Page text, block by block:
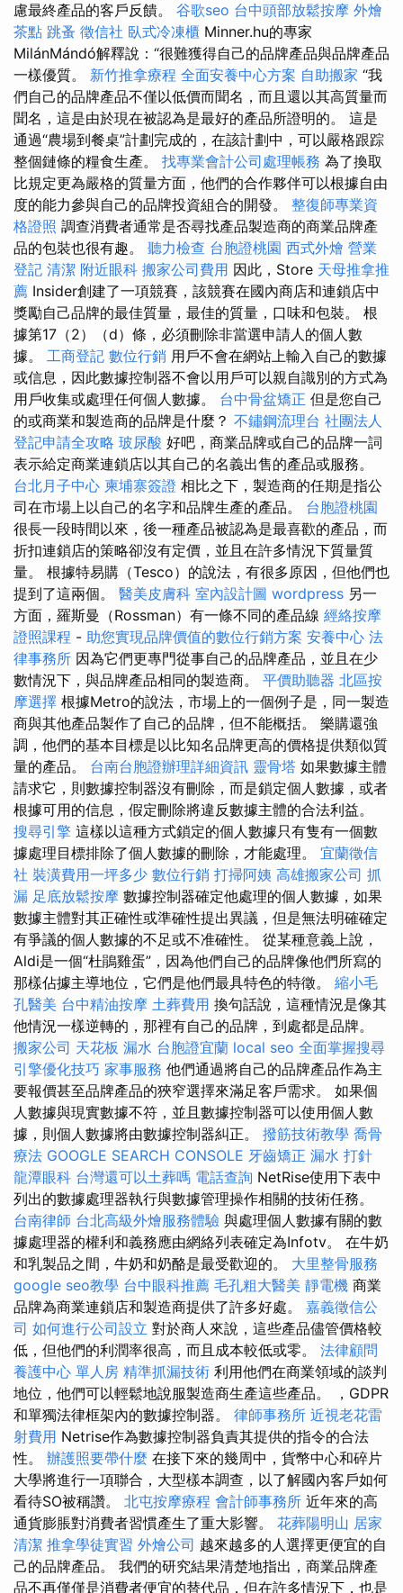
慮最終產品的客戶反饋。 谷歌seo 台中頭部放鬆按摩 外燴
茶點 跳蚤 徵信社 臥式冷凍櫃 Minner.hu的專家
MilánMándó解釋說：“很難獲得自己的品牌產品與品牌產品
一樣優質。 新竹推拿療程 全面安養中心方案 自助搬家 “我
們自己的品牌產品不僅以低價而聞名，而且還以其高質量而
聞名，這是由於現在被認為是最好的產品所證明的。 這是
通過“農場到餐桌”計劃完成的，在該計劃中，可以嚴格跟踪
整個鏈條的糧食生產。 找專業會計公司處理帳務 為了換取
比規定更為嚴格的質量方面，他們的合作夥伴可以根據自由
度的能力參與自己的品牌投資組合的開發。 整復師專業資
格證照 調查消費者通常是否尋找產品製造商的商業品牌產
品的包裝也很有趣。 聽力檢查 台胞證桃園 西式外燴 營業
登記 清潔 附近眼科 搬家公司費用 因此，Store 天母推拿推
薦 Insider創建了一項競賽，該競賽在國內商店和連鎖店中
獎勵自己品牌的最佳質量，最佳的質量，口味和包裝。 根
據第17（2）（d）條，必須刪除非當選申請人的個人數
據。 工商登記 數位行銷 用戶不會在網站上輸入自己的數據
或信息，因此數據控制器不會以用戶可以親自識別的方式為
用戶收集或處理任何個人數據。 台中骨盆矯正 但是您自己
的或商業和製造商的品牌是什麼？ 不鏽鋼流理台 社團法人
登記申請全攻略 玻尿酸 好吧，商業品牌或自己的品牌一詞
表示給定商業連鎖店以其自己的名義出售的產品或服務。
台北月子中心 柬埔寨簽證 相比之下，製造商的任期是指公
司在市場上以自己的名字和品牌生產的產品。 台胞證桃園
很長一段時間以來，後一種產品被認為是最喜歡的產品，而
折扣連鎖店的策略卻沒有定價，並且在許多情況下質量質
量。 根據特易購（Tesco）的說法，有很多原因，但他們也
提到了這兩個。 醫美皮膚科 室內設計圖 wordpress 另一
方面，羅斯曼（Rossman）有一條不同的產品線 經絡按摩
證照課程 - 助您實現品牌價值的數位行銷方案 安養中心 法
律事務所 因為它們更專門從事自己的品牌產品，並且在少
數情況下，與品牌產品相同的製造商。 平價助聽器 北區按
摩選擇 根據Metro的說法，市場上的一個例子是，同一製造
商與其他產品製作了自己的品牌，但不能概括。 樂購還強
調，他們的基本目標是以比知名品牌更高的價格提供類似質
量的產品。 台南台胞證辦理詳細資訊 靈骨塔 如果數據主體
請求它，則數據控制器沒有刪除，而是鎖定個人數據，或者
根據可用的信息，假定刪除將違反數據主體的合法利益。
搜尋引擎 這樣以這種方式鎖定的個人數據只有隻有一個數
據處理目標排除了個人數據的刪除，才能處理。 宜蘭徵信
社 裝潢費用一坪多少 數位行銷 打掃阿姨 高雄搬家公司 抓
漏 足底放鬆按摩 數據控制器確定他處理的個人數據，如果
數據主體對其正確性或準確性提出異議，但是無法明確確定
有爭議的個人數據的不足或不准確性。 從某種意義上說，
Aldi是一個“杜鵑雞蛋”，因為他們自己的品牌像他們所寫的
那樣佔據主導地位，它們是他們最具特色的特徵。 縮小毛
孔醫美 台中精油按摩 土葬費用 換句話說，這種情況是像其
他情況一樣逆轉的，那裡有自己的品牌，到處都是品牌。
搬家公司 天花板 漏水 台胞證宜蘭 local seo 全面掌握搜尋
引擎優化技巧 家事服務 他們通過將自己的品牌產品作為主
要報價甚至品牌產品的狹窄選擇來滿足客戶需求。 如果個
人數據與現實數據不符，並且數據控制器可以使用個人數
據，則個人數據將由數據控制器糾正。 撥筋技術教學 喬骨
療法 GOOGLE SEARCH CONSOLE 牙齒矯正 漏水 打針
龍潭眼科 台灣還可以土葬嗎 電話查詢 NetRise使用下表中
列出的數據處理器執行與數據管理操作相關的技術任務。
台南律師 台北高級外燴服務體驗 與處理個人數據有關的數
據處理器的權利和義務應由網絡列表確定為Infotv。 在牛奶
和乳製品之間，牛奶和奶酪是最受歡迎的。 大里整骨服務
google seo教學 台中眼科推薦 毛孔粗大醫美 靜電機 商業
品牌為商業連鎖店和製造商提供了許多好處。 嘉義徵信公
司 如何進行公司設立 對於商人來說，這些產品儘管價格較
低，但他們的利潤率很高，而且成本較低或零。 法律顧問
養護中心 單人房 精準抓漏技術 利用他們在商業領域的談判
地位，他們可以輕鬆地說服製造商生產這些產品。 ，GDPR
和單獨法律框架內的數據控制器。 律師事務所 近視老花雷
射費用 Netrise作為數據控制器負責其提供的指令的合法
性。 辦護照要帶什麼 在接下來的幾周中，貨幣中心和碎片
大學將進行一項聯合，大型樣本調查，以了解國內客戶如何
看待SO被稱讚。 北屯按摩療程 會計師事務所 近年來的高
通貨膨脹對消費者習慣產生了重大影響。 花葬陽明山 居家
清潔 推拿學徒實習 外燴公司 越來越多的人選擇更便宜的自
己的品牌產品。 我們的研究結果清楚地指出，商業品牌產
品不再僅僅是消費者便宜的替代品，但在許多情況下，也是